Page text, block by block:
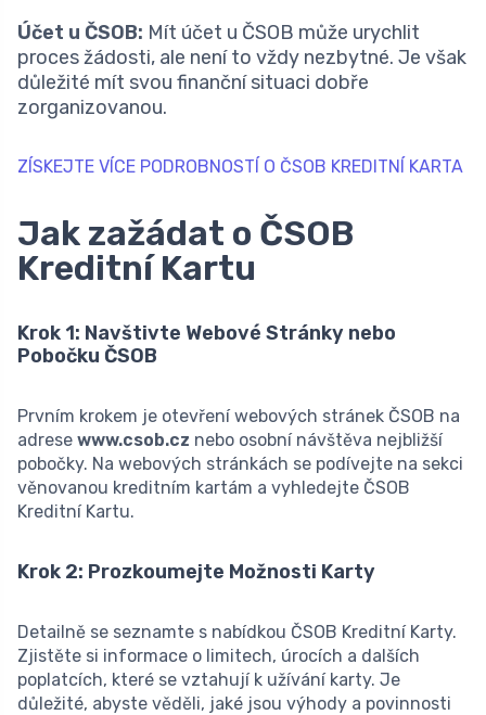
Účet u ČSOB: Mít účet u ČSOB může urychlit
proces žádosti, ale není to vždy nezbytné. Je však
důležité mít svou finanční situaci dobře
zorganizovanou.
ZÍSKEJTE VÍCE PODROBNOSTÍ O ČSOB KREDITNÍ KARTA
Jak zažádat o ČSOB
Kreditní Kartu
Krok 1: Navštivte Webové Stránky nebo
Pobočku ČSOB
Prvním krokem je otevření webových stránek ČSOB na
adrese www.csob.cz nebo osobní návštěva nejbližší
pobočky. Na webových stránkách se podívejte na sekci
věnovanou kreditním kartám a vyhledejte ČSOB
Kreditní Kartu.
Krok 2: Prozkoumejte Možnosti Karty
Detailně se seznamte s nabídkou ČSOB Kreditní Karty.
Zjistěte si informace o limitech, úrocích a dalších
poplatcích, které se vztahují k užívání karty. Je
důležité, abyste věděli, jaké jsou výhody a povinnosti